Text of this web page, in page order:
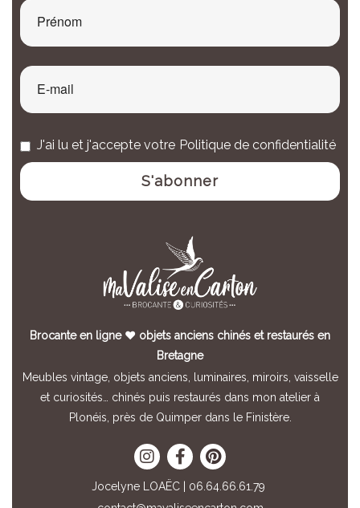
J'ai lu et j'accepte votre Politique de confidentialité
Brocante en ligne ♥ objets anciens chinés et restaurés en
Bretagne
Meubles vintage, objets anciens, luminaires, miroirs, vaisselle
et curiosités… chinés puis restaurés dans mon atelier à
Plonéis, près de Quimper dans le Finistère.
Jocelyne LOAËC | 06.64.66.61.79